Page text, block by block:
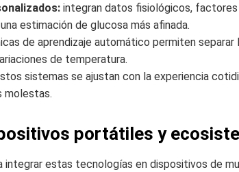
integran datos fisiológicos,
estimación de glucosa más afinada.
de aprendizaje automático permiten
de temperatura.
sistemas se ajustan con la experiencia
molestas.
portátiles y
integrar estas tecnologías en dispositivos de